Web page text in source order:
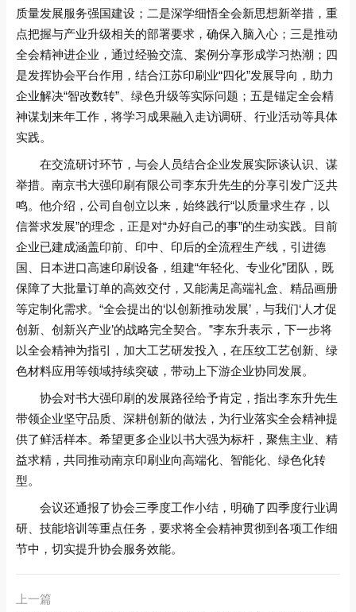
质量发展服务强国建设；二是深学细悟全会新思想新举措，重
点把握与产业升级相关的部署要求，确保入脑入心；三是推动
全会精神进企业，通过经验交流、案例分享形成学习热潮；四
是发挥协会平台作用，结合江苏印刷业“四化”发展导向，助力
企业解决“智改数转”、绿色升级等实际问题；五是锚定全会精
神谋划来年工作，将学习成果融入走访调研、行业活动等具体
实践。
在交流研讨环节，与会人员结合企业发展实际谈认识、谋
举措。南京书大强印刷有限公司李东升先生的分享引发广泛共
鸣。他介绍，公司自创立以来，始终践行“以质量求生存，以
信誉求发展”的理念，正是对“办好自己的事”的生动实践。目前
企业已建成涵盖印前、印中、印后的全流程生产线，引进德
国、日本进口高速印刷设备，组建“年轻化、专业化”团队，既
保障了大批量订单的高效交付，又能满足高端礼盒、精品画册
等定制化需求。“全会提出的‘以创新推动发展’，与我们‘人才促
创新、创新兴产业’的战略完全契合。”李东升表示，下一步将
以全会精神为指引，加大工艺研发投入，在压纹工艺创新、绿
色材料应用等领域持续突破，带动上下游企业协同发展。
协会对书大强印刷的发展路径给予肯定，指出李东升先生
带领企业坚守品质、深耕创新的做法，为行业落实全会精神提
供了鲜活样本。希望更多企业以书大强为标杆，聚焦主业、精
益求精，共同推动南京印刷业向高端化、智能化、绿色化转
型。
会议还通报了协会三季度工作小结，明确了四季度行业调
研、技能培训等重点任务，要求将全会精神贯彻到各项工作细
节中，切实提升协会服务效能。
上一篇